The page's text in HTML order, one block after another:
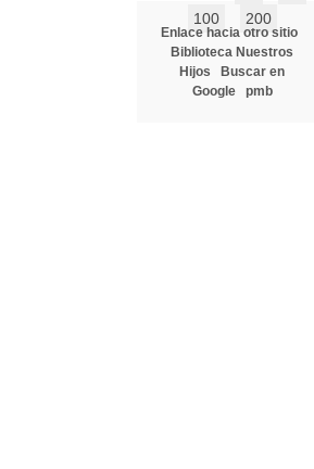
100
200
Enlace hacia otro sitio
Biblioteca Nuestros
Hijos
Buscar en
Google
pmb